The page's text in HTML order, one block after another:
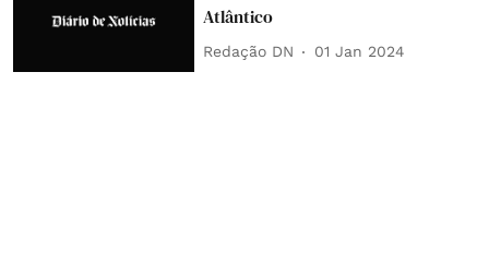
Atlântico
Redação DN 01 Jan 2024